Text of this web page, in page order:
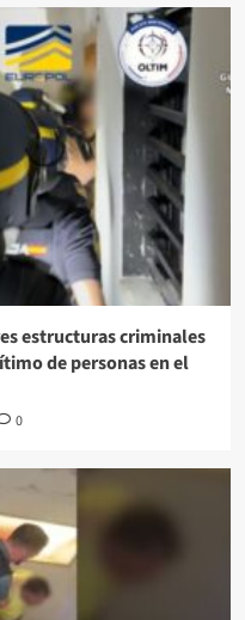
estructuras criminales
de personas en el
0